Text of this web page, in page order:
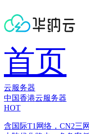
首页
云服务器
中国香港云服务器
HOT
含国际T1网络，CN2三